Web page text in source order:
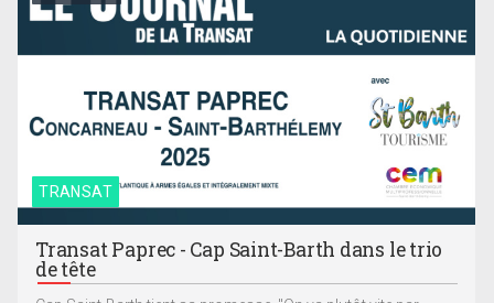
TRANSAT
Transat Paprec - Cap Saint-Barth dans le trio
de tête